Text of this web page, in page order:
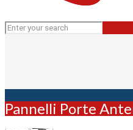
Pannelli Porte